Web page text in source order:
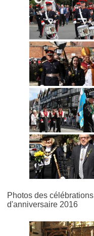
Photos des célébrations
d'anniversaire 2016